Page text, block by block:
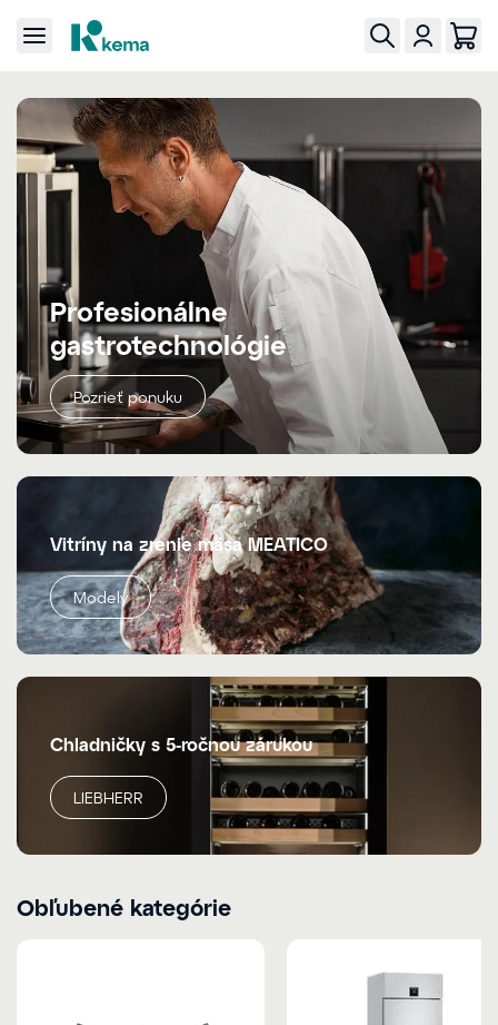
Profesionálne
gastrotechnológie
Pozrieť ponuku
Vitríny na zrenie mäsa MEATICO
Modely
Chladničky s 5-ročnou zárukou
LIEBHERR
Obľubené kategórie